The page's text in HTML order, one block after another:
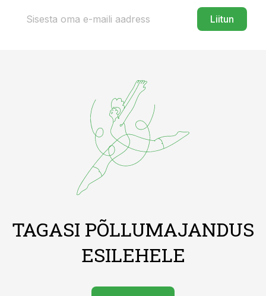
Liitun
TAGASI PÕLLUMAJANDUS
ESILEHELE